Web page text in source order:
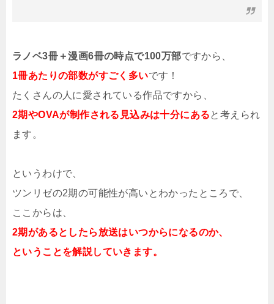
ラノベ3冊＋漫画6冊の時点で100万部ですから、
1冊あたりの部数がすごく多いです！
たくさんの人に愛されている作品ですから、
2期やOVAが制作される見込みは十分にあると考えられ
ます。
というわけで、
ツンリゼの2期の可能性が高いとわかったところで、
ここからは、
2期があるとしたら放送はいつからになるのか、
ということを解説していきます。